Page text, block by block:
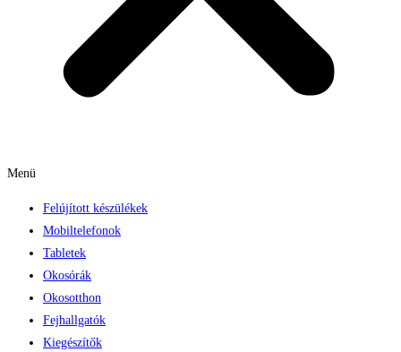
Menü
Felújított készülékek
Mobiltelefonok
Tabletek
Okosórák
Okosotthon
Fejhallgatók
Kiegészítők